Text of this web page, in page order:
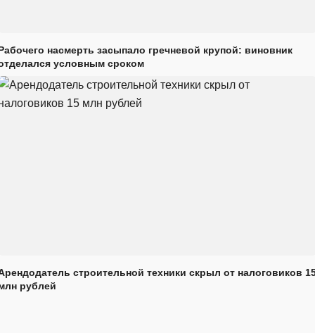
насмерть засыпало гречневой крупой: виновник
условным сроком
строительной техники скрыл от налоговиков
рублей